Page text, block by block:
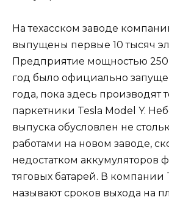
На техасском заводе
выпущены первые 10 тысяч
Предприятие мощностью
год было официально
года, пока здесь производят
паркетники Tesla Model Y.
выпуска обусловлен не
работами на новом заводе,
недостатком аккумуляторов
тяговых батарей. В компании
называют сроков выхода на